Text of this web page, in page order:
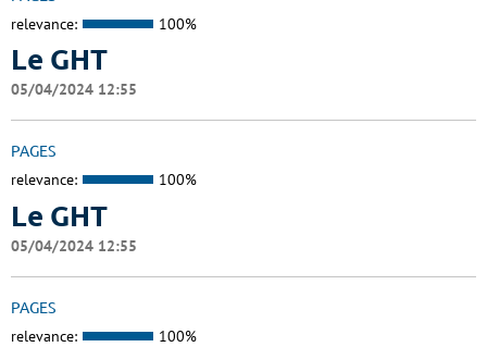
relevance: 100%
Le GHT
05/04/2024 12:55
PAGES
relevance: 100%
Le GHT
05/04/2024 12:55
PAGES
relevance: 100%